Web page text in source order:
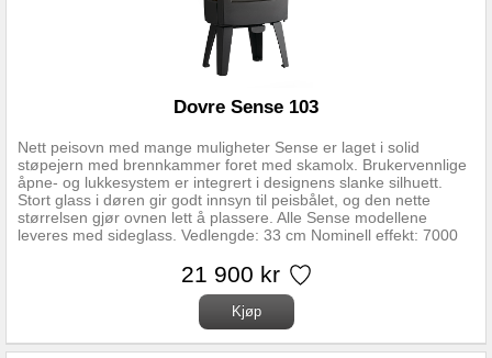
Nett peisovn med mange muligheter Sense er laget i solid
støpejern med brennkammer foret med skamolx. Brukervennlige
åpne- og lukkesystem er integrert i designens slanke silhuett.
Stort glass i døren gir godt innsyn til peisbålet, og den nette
størrelsen gjør ovnen lett å plassere. Alle Sense modellene
leveres med sideglass. Vedlengde: 33 cm Nominell effekt: 7000
Røykuttak diameter: 150 mm Tilslutningshøyde: 790 mm Avstand
fra gulv til senter luftinntak: 300 mm Røykuttak Topp og bak
Regulerbare ben Nei Gulvplatemål: minimum 500x660 mm
Brennkammer: Skamolx Overflatebehandling: Sort lakk Materiale:
Støpejern Forbrenningssystem: Luftkammer med
Dovre Sense 103
21 900 kr